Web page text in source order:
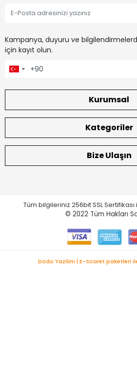
Kampanya, duyuru ve
için kayıt olun.
Kurumsal
Kategoriler
Bize Ulaşın
Tüm bilgileriniz 256bit SSL
© 2022 Tüm Hakları
Dodo Yazilim | E-ticaret paketleri ile